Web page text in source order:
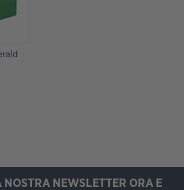
NOSTRA NEWSLETTER ORA E